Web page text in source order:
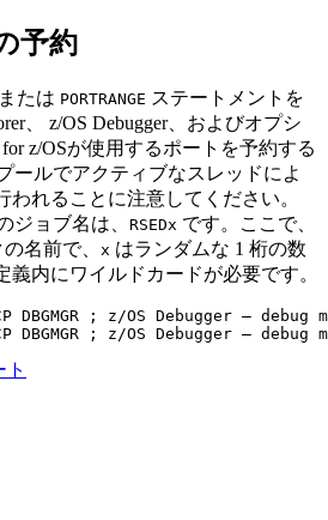
予約
または PORTRANGE ステートメントを
、 z/OS Debugger、およびオプシ
z/OSが使用するポートを予約する
ールでアクティブなスレッドによ
われることに注意してください。
ジョブ名は、 RSEDx です。ここで、
名前で、 x はランダムな 1 桁の数
内にワイルドカードが必要です。
; z/OS Debugger – debug
ト